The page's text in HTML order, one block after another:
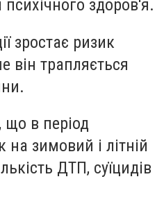
здоров'я.
зростає ризик
він трапляється
що в період
на зимовий і літній
ДТП, суїцидів